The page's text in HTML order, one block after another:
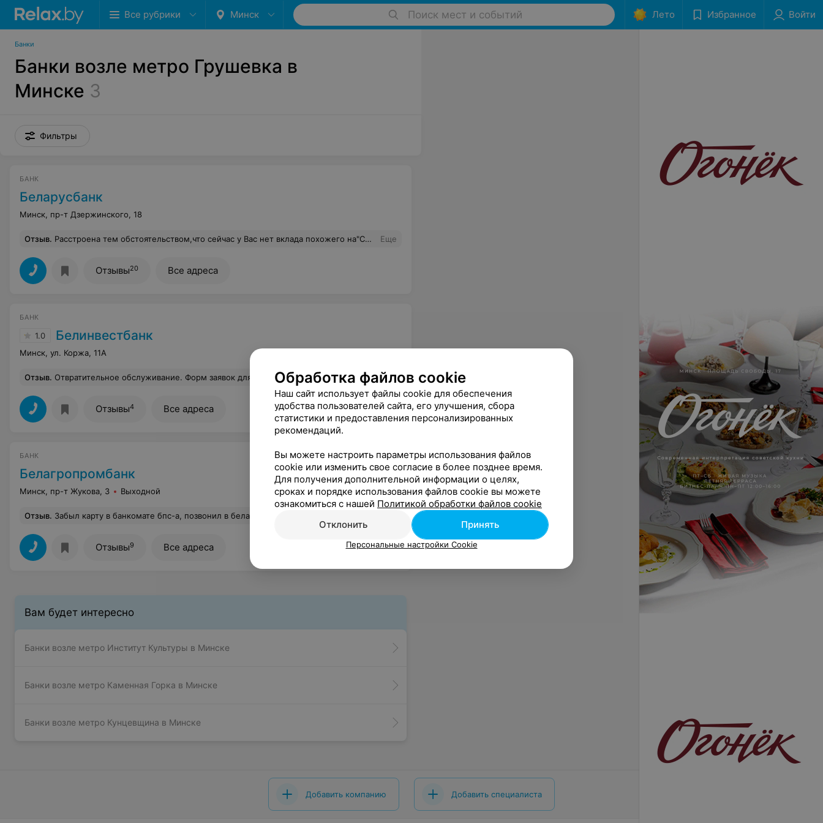
Все рубрики Минск Поиск мест и событий Лето Избранное Войти
Банки
Банки возле метро Грушевка в
Минске 3
Фильтры
БАНК
Беларусбанк
Минск, пр-т Дзержинского, 18
Отзыв. Расстроена тем обстоятельством,что сейчас у Вас нет вклада похожего на"Сберегательный".Давно пользуюсь услугами вашего банка,почти всегда имею какой то вклад у вас.Например мне не нравится ваши теперешние вклады,нет ни одного удобного для меня.В жизни бывают такие ситуации,когда деньги нужны срочно.И я еще предпочитаю деньги подкорить,а потом тратить.Можно же придумать какой нибудь вклад похожий на"Сберегательный",пускай даже с более жесткими условиями.Спасибо за внимание. Еще
Отзывы20 Все адреса
БАНК
1.0 Белинвестбанк
Минск, ул. Коржа, 11А
Отзыв. Отвратительное обслуживание. Форм заявок для обратной связи нет, вместо этого предлагаю звонить по телефонам. На попытку дозвониться уходит по нескольку часов, причем довольно часто дозвониться не получается вовсе. Еще
Отзывы4 Все адреса
БАНК
Белагропромбанк
Минск, пр-т Жукова, 3 Выходной
Отзыв. Забыл карту в банкомате бпс-а, позвонил в белагропромбанк, предложили заблокировать и новую сделать потому что не ручаются за сроки когда там ее заберет инкассация и передаст. Ну я согласился, было немного наличных денег и времени. Рассчитывал на недели две, а мне так быстро карту сделали, что я не успел даже по ней соскучиться! Очень удивлен сервисом, спасибо большое за оперативность, это было очень кстати
Отзывы9 Все адреса
Вам будет интересно
Банки возле метро Институт Культуры в Минске
Банки возле метро Каменная Горка в Минске
Банки возле метро Кунцевщина в Минске
Добавить компанию Добавить специалиста
Обработка файлов cookie
Наш сайт использует файлы cookie для обеспечения
удобства пользователей сайта, его улучшения, сбора
статистики и предоставления персонализированных
рекомендаций.
Вы можете настроить параметры использования файлов
cookie или изменить свое согласие в более позднее время.
Для получения дополнительной информации о целях,
сроках и порядке использования файлов cookie вы можете
ознакомиться с нашей Политикой обработки файлов cookie
Отклонить
Принять
Персональные настройки Cookie